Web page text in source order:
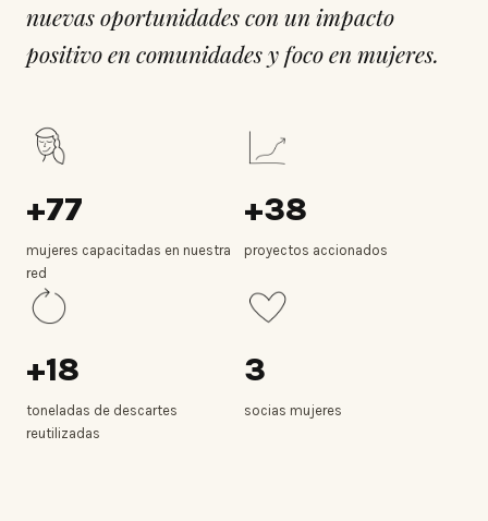
nuevas oportunidades con un impacto
positivo en comunidades y foco en mujeres.
+77
mujeres capacitadas en nuestra
red
+38
proyectos accionados
+18
toneladas de descartes
reutilizadas
3
socias mujeres